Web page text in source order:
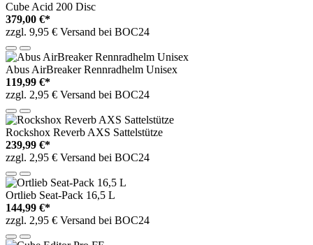
Cube Acid 200 Disc
379,00 €*
zzgl. 9,95 € Versand bei BOC24
Abus AirBreaker Rennradhelm Unisex
119,99 €*
zzgl. 2,95 € Versand bei BOC24
Rockshox Reverb AXS Sattelstütze
239,99 €*
zzgl. 2,95 € Versand bei BOC24
Ortlieb Seat-Pack 16,5 L
144,99 €*
zzgl. 2,95 € Versand bei BOC24